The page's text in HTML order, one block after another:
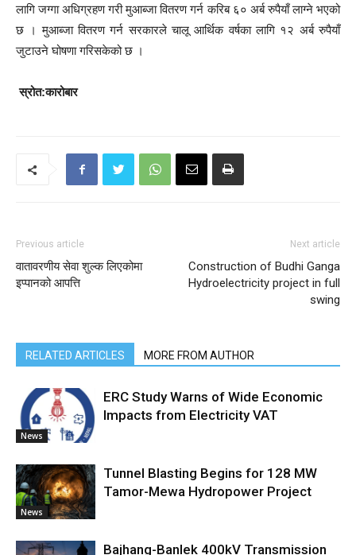
लागि जग्गा अधिग्रहण गरी मुआब्जा वितरण गर्न करिब ६० अर्ब रुपैयाँ लाग्ने भएको
छ । मुआब्जा वितरण गर्न सरकारले चालू आर्थिक वर्षका लागि १२ अर्ब रुपैयाँ
जुटाउने घोषणा गरिसकेको छ ।
स्रोत:कारोबार
Previous article
वातावरणीय सेवा शुल्क लिएकोमा
इप्पानको आपत्ति
Next article
Construction of Budhi Ganga
Hydroelectricity project in full
swing
RELATED ARTICLES MORE FROM AUTHOR
News
ERC Study Warns of Wide Economic
Impacts from Electricity VAT
News
Tunnel Blasting Begins for 128 MW
Tamor-Mewa Hydropower Project
Bajhang-Banlek 400kV Transmission